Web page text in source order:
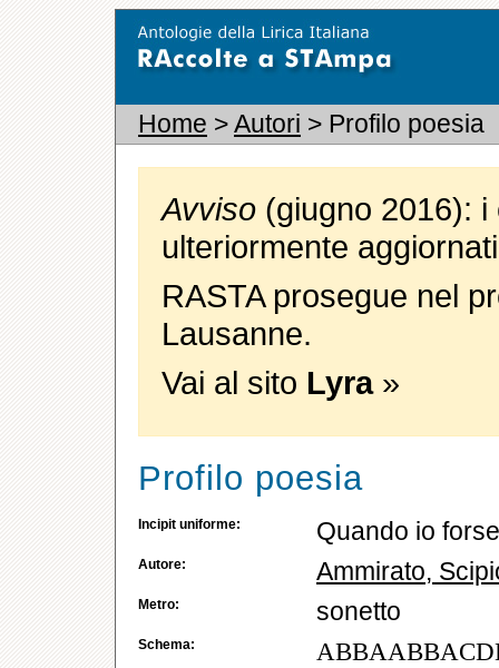
Home >Autori > Profilo poesia
Avviso (giugno 2016):
ulteriormente
RASTA prosegue nel
Lausanne.
Vai al sito Lyra»
Profilo poesia
Incipit uniforme: Quando io
Autore: Ammirato,
Metro: sonetto
Schema: